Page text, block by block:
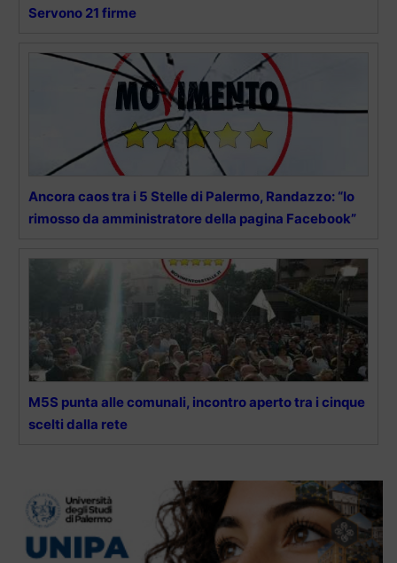
Servono 21 firme
Ancora caos tra i 5 Stelle di Palermo, Randazzo: “Io
rimosso da amministratore della pagina Facebook”
M5S punta alle comunali, incontro aperto tra i cinque
scelti dalla rete